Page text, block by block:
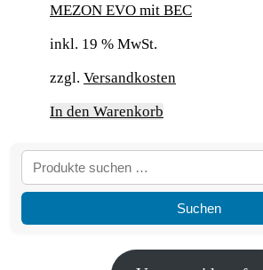
MEZON EVO mit BEC
inkl. 19 % MwSt.
zzgl. Versandkosten
In den Warenkorb
Suchen